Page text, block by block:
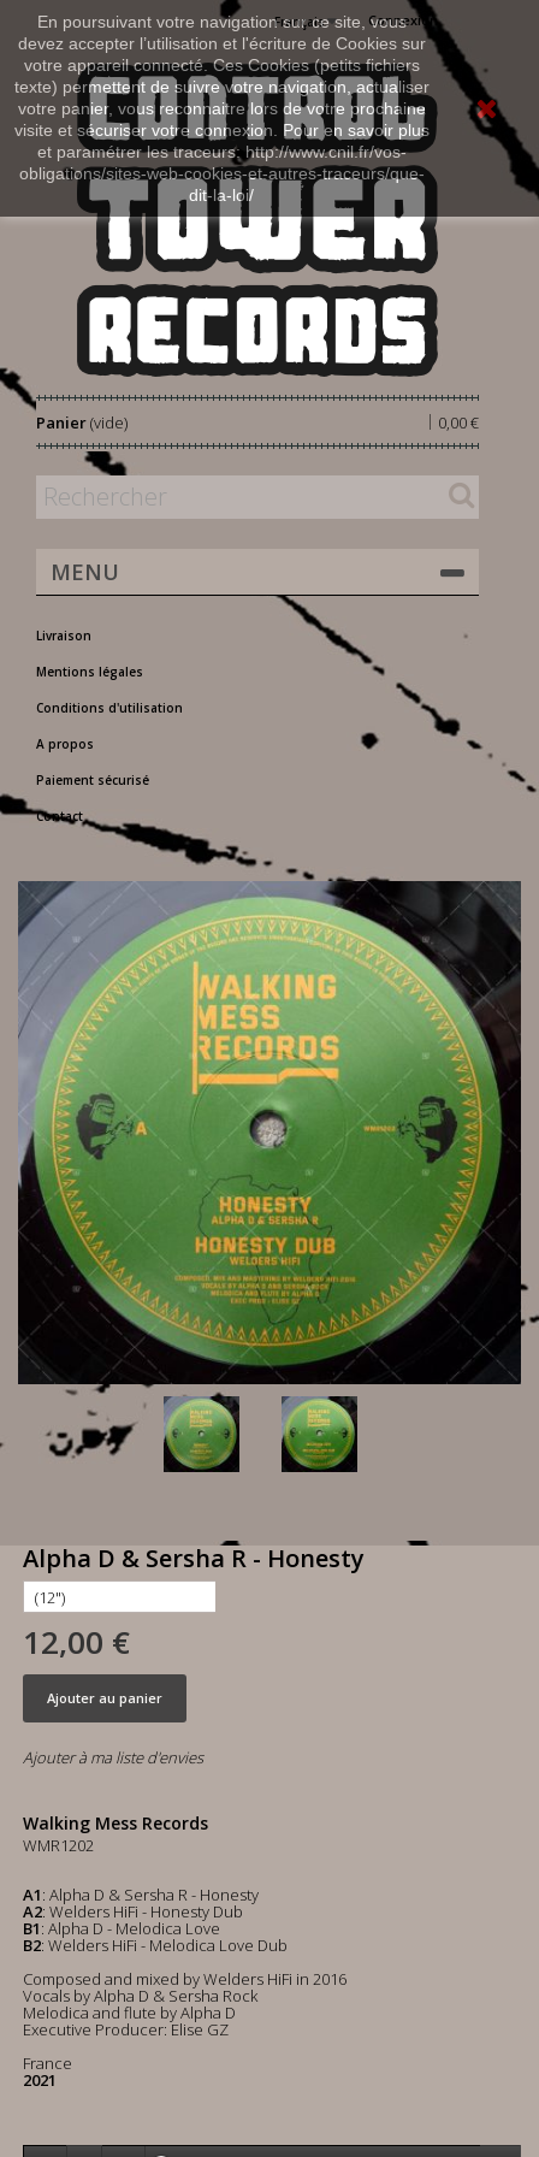
En poursuivant votre navigation sur ce site, vous
devez accepter l’utilisation et l'écriture de Cookies sur
votre appareil connecté. Ces Cookies (petits fichiers
texte) permettent de suivre votre navigation, actualiser
votre panier, vous reconnaitre lors de votre prochaine
visite et sécuriser votre connexion. Pour en savoir plus
et paramétrer les traceurs: http://www.cnil.fr/vos-
obligations/sites-web-cookies-et-autres-traceurs/que-
dit-la-loi/
Connexion
Français
Panier 0,00 €
|
(vide)
MENU
Livraison
Mentions légales
Conditions d'utilisation
A propos
Paiement sécurisé
Contact
Alpha D & Sersha R - Honesty
12,00 €
Ajouter au panier
Ajouter à ma liste d'envies
Walking Mess Records
WMR1202
A1: Alpha D & Sersha R - Honesty
A2: Welders HiFi - Honesty Dub
B1: Alpha D - Melodica Love
B2: Welders HiFi - Melodica Love Dub
Composed and mixed by Welders HiFi in 2016
Vocals by Alpha D & Sersha Rock
Melodica and flute by Alpha D
Executive Producer: Elise GZ
France
2021